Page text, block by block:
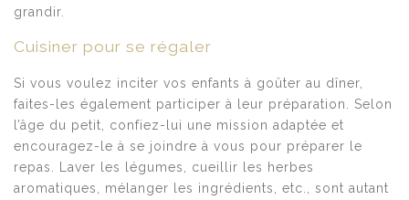
grandir.
Cuisiner pour se régaler
Si vous voulez inciter vos enfants à goûter au dîner,
faites-les également participer à leur préparation. Selon
l’âge du petit, confiez-lui une mission adaptée et
encouragez-le à se joindre à vous pour préparer le
repas. Laver les légumes, cueillir les herbes
aromatiques, mélanger les ingrédients, etc., sont autant